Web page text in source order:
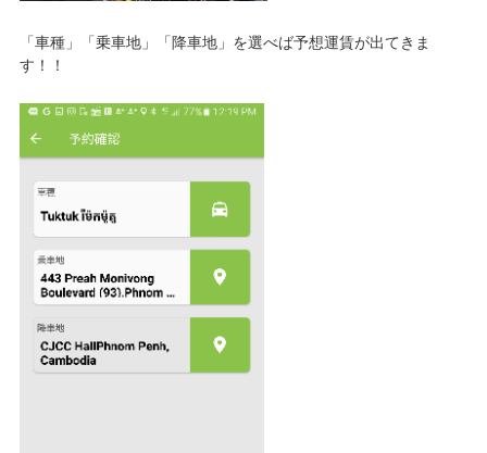
「車種」「乗車地」「降車地」を選べば予想運賃が出てきま
す！！